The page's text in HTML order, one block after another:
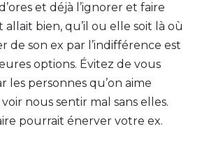
et déjà l’ignorer et faire
bien, qu’il ou elle soit là où
de son ex par l’indifférence est
options. Évitez de vous
les personnes qu’on aime
nous sentir mal sans elles.
pourrait énerver votre ex.